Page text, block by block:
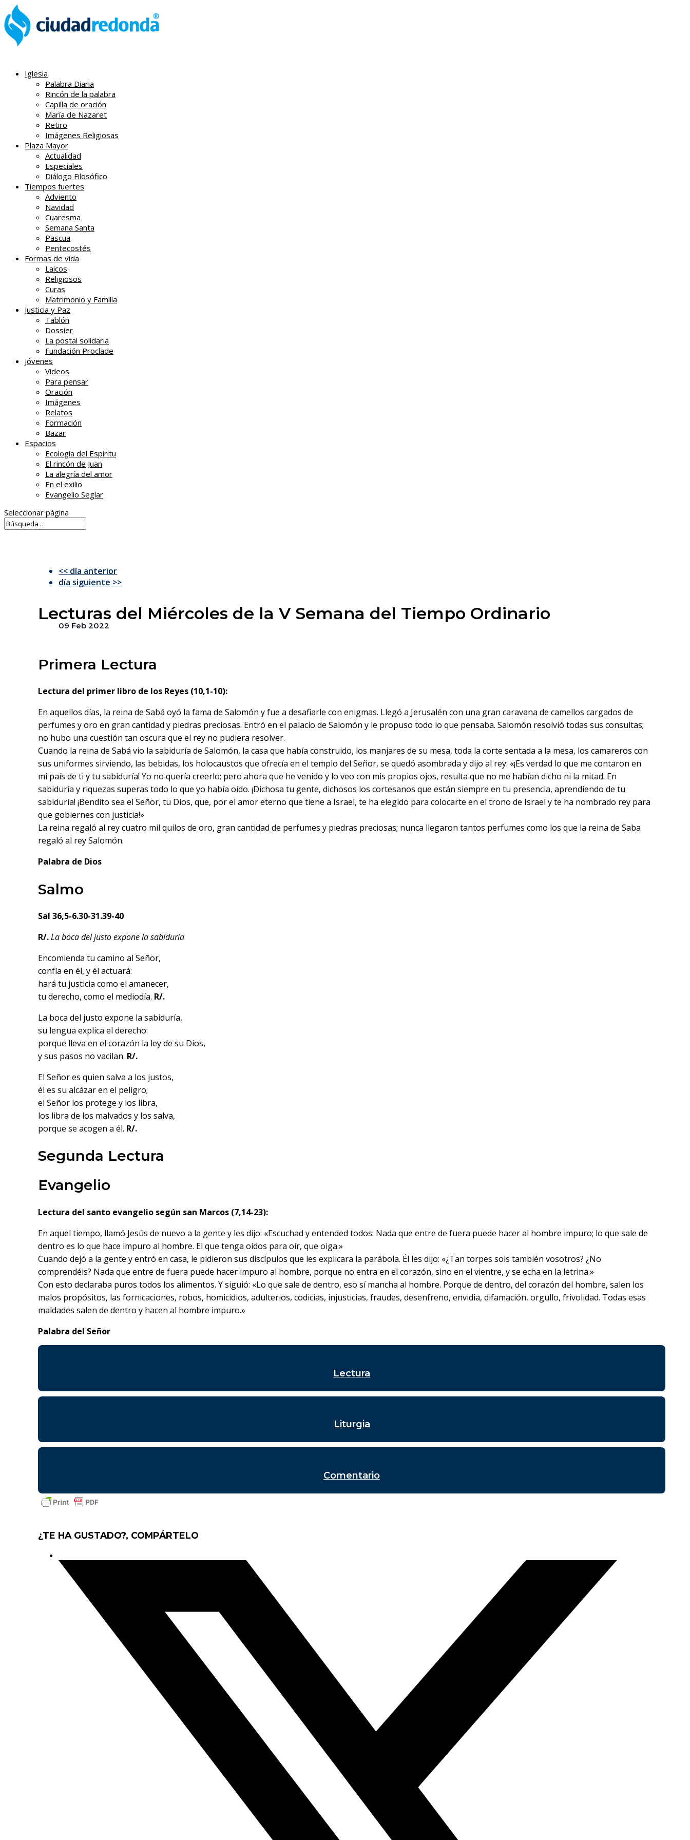
Iglesia
Palabra Diaria
Rincón de la palabra
Capilla de oración
María de Nazaret
Retiro
Imágenes Religiosas
Plaza Mayor
Actualidad
Especiales
Diálogo Filosófico
Tiempos fuertes
Adviento
Navidad
Cuaresma
Semana Santa
Pascua
Pentecostés
Formas de vida
Laicos
Religiosos
Curas
Matrimonio y Familia
Justicia y Paz
Tablón
Dossier
La postal solidaria
Fundación Proclade
Jóvenes
Videos
Para pensar
Oración
Imágenes
Relatos
Formación
Bazar
Espacios
Ecología del Espíritu
El rincón de Juan
La alegría del amor
En el exilio
Evangelio Seglar
Seleccionar página
<< día anterior
día siguiente >>
Lecturas del Miércoles de la V Semana del Tiempo Ordinario
09 Feb 2022
Primera Lectura
Lectura del primer libro de los Reyes (10,1-10):
En aquellos días, la reina de Sabá oyó la fama de Salomón y fue a desafiarle con enigmas. Llegó a Jerusalén con una gran caravana de camellos cargados de
perfumes y oro en gran cantidad y piedras preciosas. Entró en el palacio de Salomón y le propuso todo lo que pensaba. Salomón resolvió todas sus consultas;
no hubo una cuestión tan oscura que el rey no pudiera resolver.
Cuando la reina de Sabá vio la sabiduría de Salomón, la casa que había construido, los manjares de su mesa, toda la corte sentada a la mesa, los camareros con
sus uniformes sirviendo, las bebidas, los holocaustos que ofrecía en el templo del Señor, se quedó asombrada y dijo al rey: «¡Es verdad lo que me contaron en
mi país de ti y tu sabiduría! Yo no quería creerlo; pero ahora que he venido y lo veo con mis propios ojos, resulta que no me habían dicho ni la mitad. En
sabiduría y riquezas superas todo lo que yo había oído. ¡Dichosa tu gente, dichosos los cortesanos que están siempre en tu presencia, aprendiendo de tu
sabiduría! ¡Bendito sea el Señor, tu Dios, que, por el amor eterno que tiene a Israel, te ha elegido para colocarte en el trono de Israel y te ha nombrado rey para
que gobiernes con justicia!»
La reina regaló al rey cuatro mil quilos de oro, gran cantidad de perfumes y piedras preciosas; nunca llegaron tantos perfumes como los que la reina de Saba
regaló al rey Salomón.
Palabra de Dios
Salmo
Sal 36,5-6.30-31.39-40
R/. La boca del justo expone la sabiduría
Encomienda tu camino al Señor,
confía en él, y él actuará:
hará tu justicia como el amanecer,
tu derecho, como el mediodía. R/.
La boca del justo expone la sabiduría,
su lengua explica el derecho:
porque lleva en el corazón la ley de su Dios,
y sus pasos no vacilan. R/.
El Señor es quien salva a los justos,
él es su alcázar en el peligro;
el Señor los protege y los libra,
los libra de los malvados y los salva,
porque se acogen a él. R/.
Segunda Lectura
Evangelio
Lectura del santo evangelio según san Marcos (7,14-23):
En aquel tiempo, llamó Jesús de nuevo a la gente y les dijo: «Escuchad y entended todos: Nada que entre de fuera puede hacer al hombre impuro; lo que sale de
dentro es lo que hace impuro al hombre. El que tenga oídos para oír, que oiga.»
Cuando dejó a la gente y entró en casa, le pidieron sus discípulos que les explicara la parábola. Él les dijo: «¿Tan torpes sois también vosotros? ¿No
comprendéis? Nada que entre de fuera puede hacer impuro al hombre, porque no entra en el corazón, sino en el vientre, y se echa en la letrina.»
Con esto declaraba puros todos los alimentos. Y siguió: «Lo que sale de dentro, eso sí mancha al hombre. Porque de dentro, del corazón del hombre, salen los
malos propósitos, las fornicaciones, robos, homicidios, adulterios, codicias, injusticias, fraudes, desenfreno, envidia, difamación, orgullo, frivolidad. Todas esas
maldades salen de dentro y hacen al hombre impuro.»
Palabra del Señor
Lectura
Liturgia
Comentario
¿TE HA GUSTADO?, COMPÁRTELO